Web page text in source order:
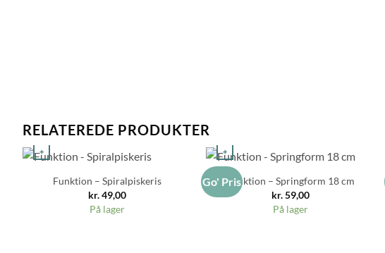
RELATEREDE PRODUKTER
+
Funktion – Spiralpiskeris
kr.49,00
På lager
Go' Pris
+
Funktion – Springform 18 cm
kr.59,00
På lager